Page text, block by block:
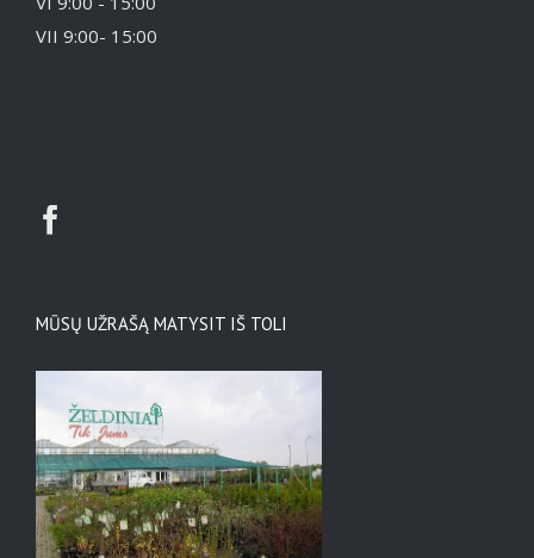
VII 9:00- 15:00
MŪSŲ UŽRAŠĄ MATYSIT IŠ TOLI